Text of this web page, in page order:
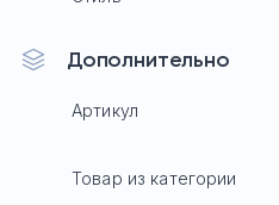
Дополнительно
Артикул
Товар из категории